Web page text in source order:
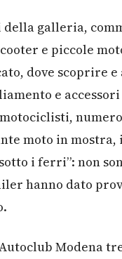
galleria,
e piccole
dove scoprire
e
moto in mostra,
i ferri”: non
hanno dato
Modena